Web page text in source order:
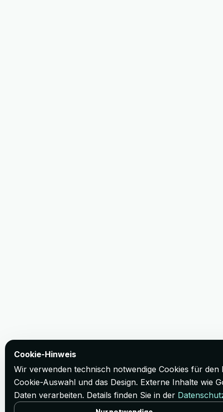
Cookie-Hinweis
Wir verwenden technisch notwendige Cookies für
Cookie-Auswahl und das Design. Externe Inhalte
Daten verarbeiten. Details finden Sie in der